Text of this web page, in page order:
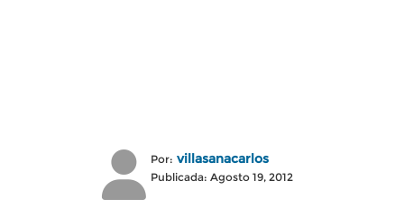
Por: villasanacarlos
Publicada: Agosto 19, 2012